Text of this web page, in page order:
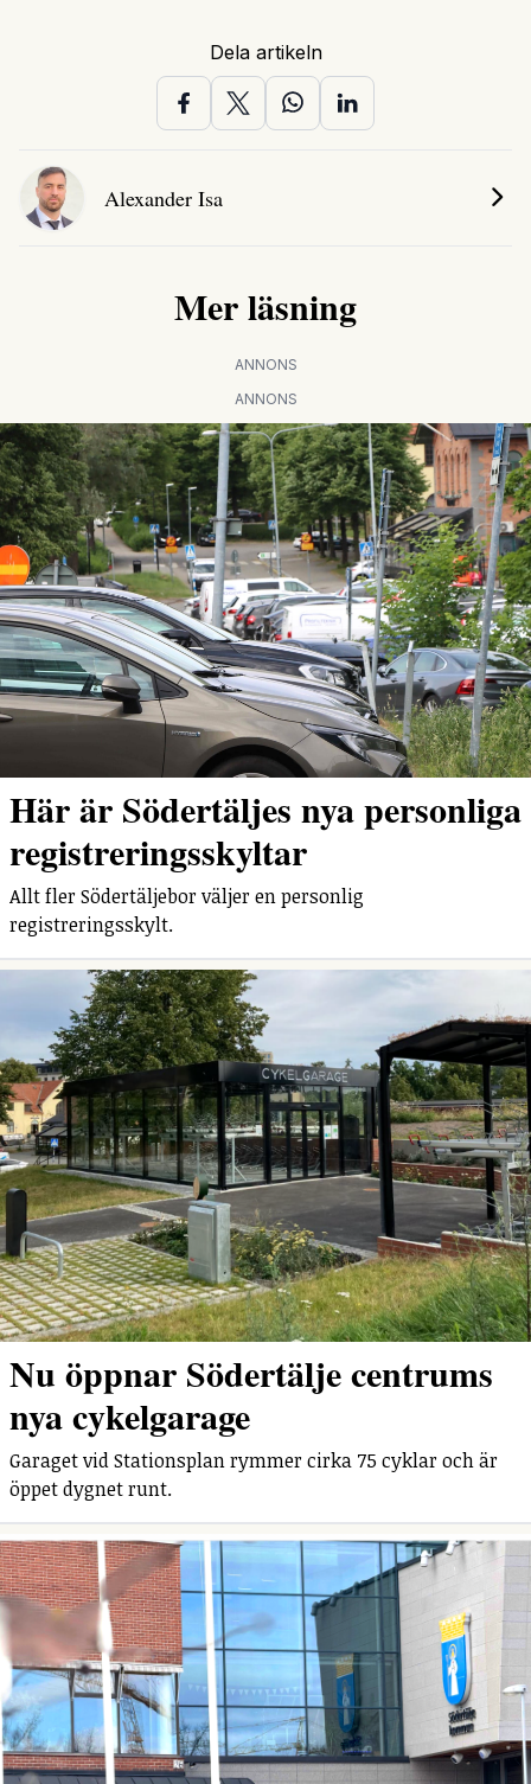
Dela artikeln
Alexander Isa
Mer läsning
ANNONS
ANNONS
Här är Södertäljes nya personliga
registreringsskyltar
Allt fler Södertäljebor väljer en personlig
registreringsskylt.
Nu öppnar Södertälje centrums
nya cykelgarage
Garaget vid Stationsplan rymmer cirka 75 cyklar och är
öppet dygnet runt.